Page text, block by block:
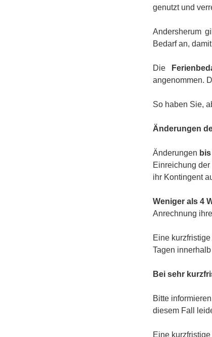
genutzt und
Andersherum
Bedarf an,
Die
angenommen.
So haben Sie,
Änderungen
Änderungen
Einreichung
ihr Kontingent
Weniger als 4
Anrechnung
Eine
Tagen
Bei sehr
Bitte
diesem Fall
Eine